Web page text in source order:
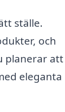
ställe.
och
planerar att
eleganta